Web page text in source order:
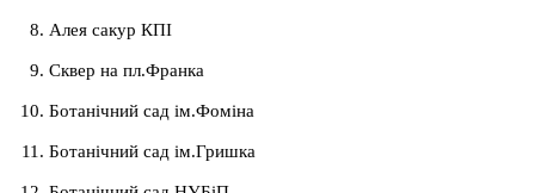
Алея сакур КПІ
Сквер на пл.Франка
Ботанічний сад ім.Фоміна
Ботанічний сад ім.Гришка